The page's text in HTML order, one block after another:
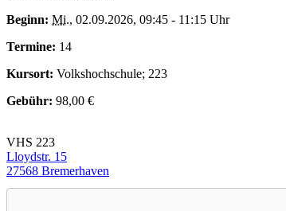
Beginn: Mi., 02.09.2026, 09:45 - 11:15 Uhr
Termine: 14
Kursort: Volkshochschule; 223
Gebühr: 98,00 €
VHS 223
Lloydstr. 15
27568 Bremerhaven